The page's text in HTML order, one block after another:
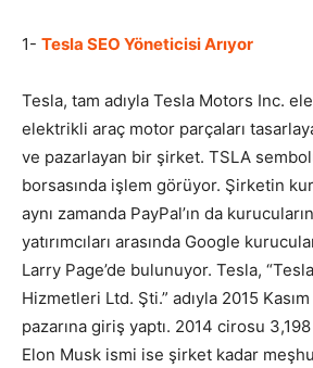
ASO,
Tasarım,
UI/UX
1- Tesla SEO Yöneticisi Arıyor
Tesla, tam adıyla Tesla Motors Inc.
elektrikli araç motor parçaları
ve pazarlayan bir şirket. TSLA
borsasında işlem görüyor. Şirketin
aynı zamanda PayPal’ın da
yatırımcıları arasında Google
Larry Page’de bulunuyor. Tesla,
Hizmetleri Ltd. Şti.” adıyla 2015
pazarına giriş yaptı. 2014 cirosu
Elon Musk ismi ise şirket kadar